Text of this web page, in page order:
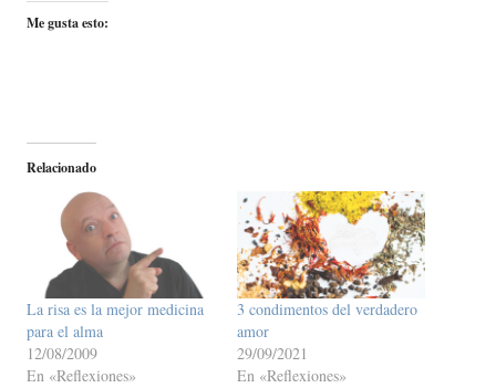
Me gusta esto:
Relacionado
La risa es la mejor medicina
para el alma
12/08/2009
En «Reflexiones»
3 condimentos del verdadero
amor
29/09/2021
En «Reflexiones»